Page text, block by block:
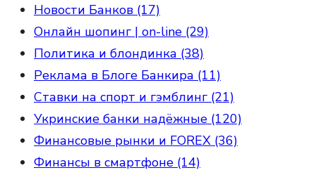
Новости Банков (17)
Онлайн шопинг | on-line (29)
Политика и блондинка (38)
Реклама в Блоге Банкира (11)
Ставки на спорт и гэмблинг (21)
Укринские банки надёжные (120)
Финансовые рынки и FOREX (36)
Финансы в смартфоне (14)